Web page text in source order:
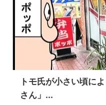
トモ氏が小さい頃に
さん」...